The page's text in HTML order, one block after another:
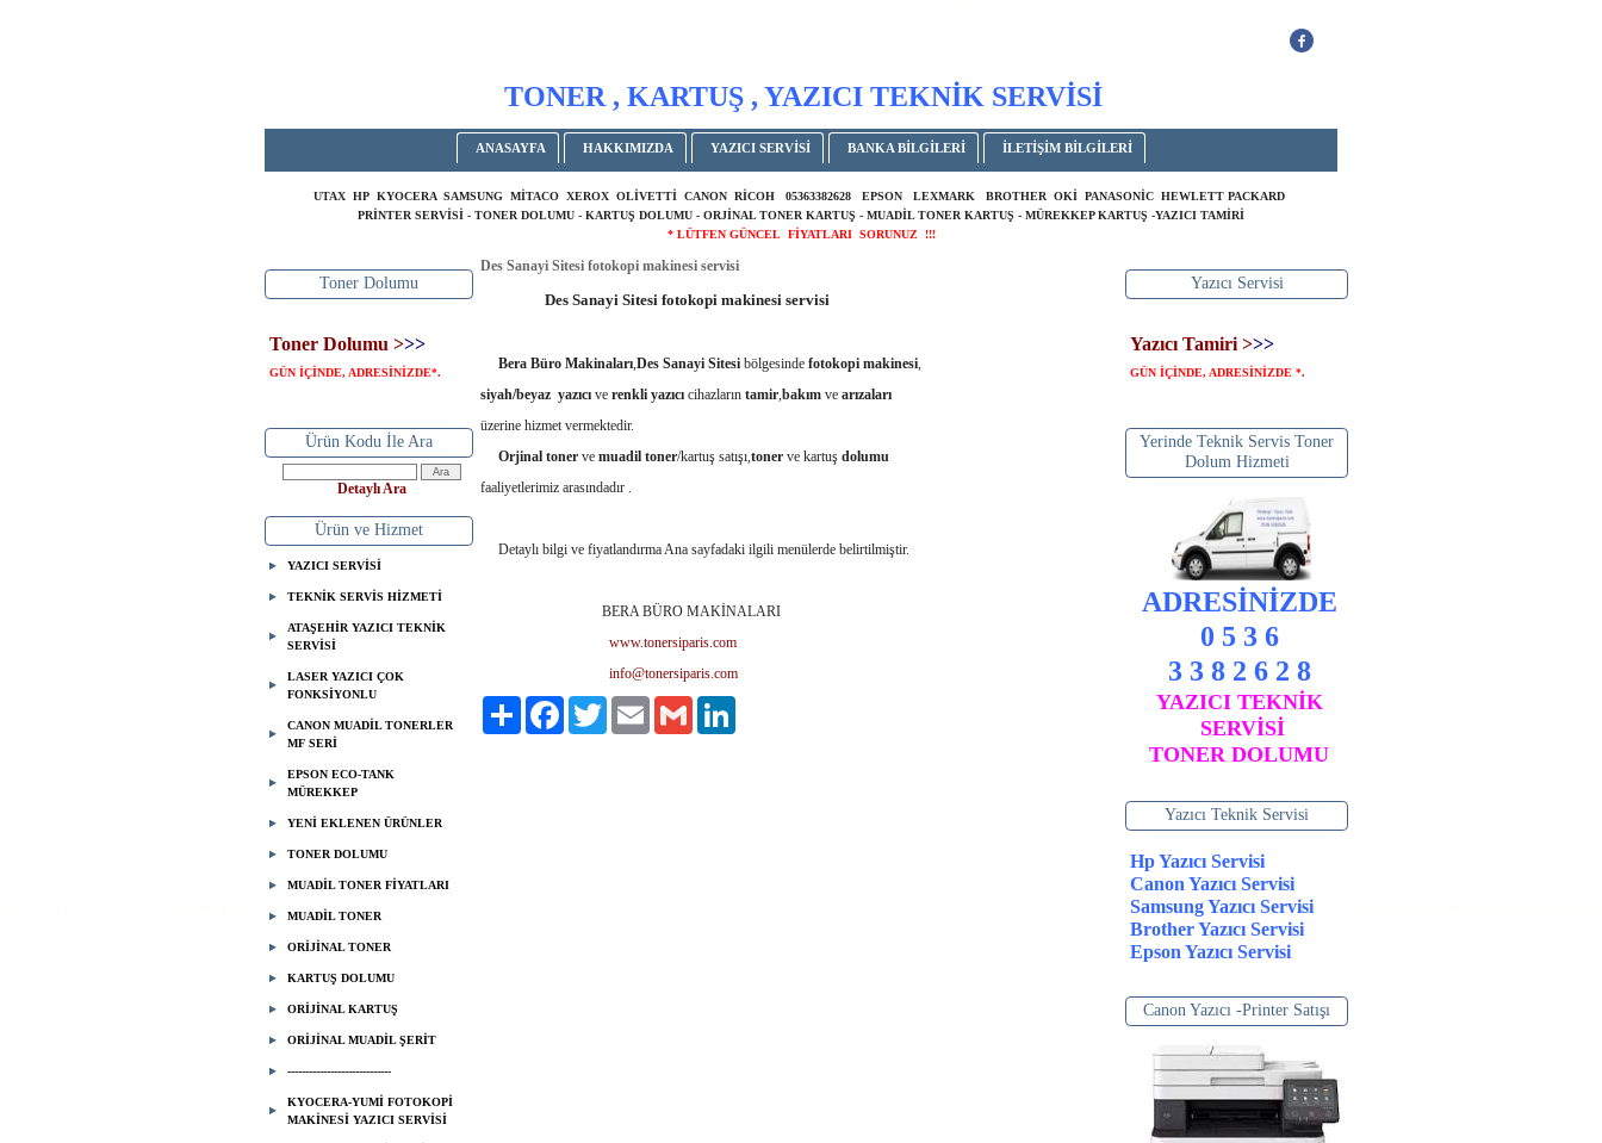
TONER , KARTUŞ , YAZICI TEKNİK SERVİSİ
ANASAYFA HAKKIMIZDA YAZICI SERVİSİ BANKA BİLGİLERİ İLETİŞİM BİLGİLERİ
UTAX HP KYOCERA SAMSUNG MİTACO XEROX OLİVETTİ CANON RİCOH 05363382628 EPSON LEXMARK BROTHER OKİ PANASONİC HEWLETT PACKARD
PRİNTER SERVİSİ - TONER DOLUMU - KARTUŞ DOLUMU - ORJİNAL TONER KARTUŞ - MUADİL TONER KARTUŞ - MÜREKKEP KARTUŞ -YAZICI TAMİRİ
* LÜTFEN GÜNCEL FİYATLARI SORUNUZ !!!
Toner Dolumu
Toner Dolumu >>>
GÜN İÇİNDE, ADRESİNİZDE*.
Ürün Kodu İle Ara
Detaylı Ara
Ürün ve Hizmet
YAZICI SERVİSİ
TEKNİK SERVİS HİZMETİ
ATAŞEHİR YAZICI TEKNİK
SERVİSİ
LASER YAZICI ÇOK
FONKSİYONLU
CANON MUADİL TONERLER
MF SERİ
EPSON ECO-TANK
MÜREKKEP
YENİ EKLENEN ÜRÜNLER
TONER DOLUMU
MUADİL TONER FİYATLARI
MUADİL TONER
ORİJİNAL TONER
KARTUŞ DOLUMU
ORİJİNAL KARTUŞ
ORİJİNAL MUADİL ŞERİT
-----------------------------
KYOCERA-YUMİ FOTOKOPİ
MAKİNESİ YAZICI SERVİSİ
Des Sanayi Sitesi fotokopi makinesi servisi
Des Sanayi Sitesi fotokopi makinesi servisi
Bera Büro Makinaları,Des Sanayi Sitesi bölgesinde fotokopi makinesi,
siyah/beyaz yazıcı ve renkli yazıcı cihazların tamir,bakım ve arızaları
üzerine hizmet vermektedir.
Orjinal toner ve muadil toner/kartuş satışı,toner ve kartuş dolumu
faaliyetlerimiz arasındadır .
Detaylı bilgi ve fiyatlandırma Ana sayfadaki ilgili menülerde belirtilmiştir.
BERA BÜRO MAKİNALARI
www.tonersiparis.com
info@tonersiparis.com
Paylaş
FacebookTwitter Email Gmail
Yazıcı Servisi
Yazıcı Tamiri >>>
GÜN İÇİNDE, ADRESİNİZDE *.
Yerinde Teknik Servis Toner
Dolum Hizmeti
ADRESİNİZDE
0 5 3 6
3 3 8 2 6 2 8
YAZICI TEKNİK
SERVİSİ
TONER DOLUMU
Yazıcı Teknik Servisi
Hp Yazıcı Servisi
Canon Yazıcı Servisi
Samsung Yazıcı Servisi
Brother Yazıcı Servisi
Epson Yazıcı Servisi
Canon Yazıcı -Printer Satışı